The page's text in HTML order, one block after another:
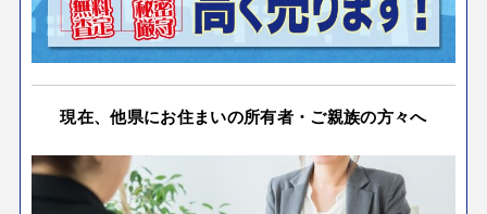
現在、他県にお住まいの所有者・ご親族の方々へ